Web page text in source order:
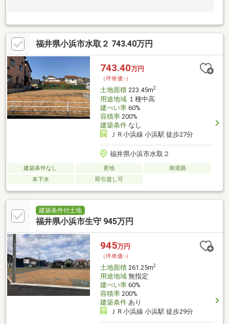
福井県小浜市水取２ 743.40万円
743.40万円
（坪単価:-）
土地面積223.45m2
用途地域１種中高
建ぺい率60%
容積率200%
建築条件なし
ＪＲ小浜線 小浜駅 徒歩27分
福井県小浜市水取２
建築条件なし 更地
南道路
本下水
即引渡し可
建築条件付土地
福井県小浜市生守 945万円
945万円
（坪単価:-）
土地面積261.25m2
用途地域無指定
建ぺい率60%
容積率200%
建築条件あり
ＪＲ小浜線 小浜駅 徒歩29分